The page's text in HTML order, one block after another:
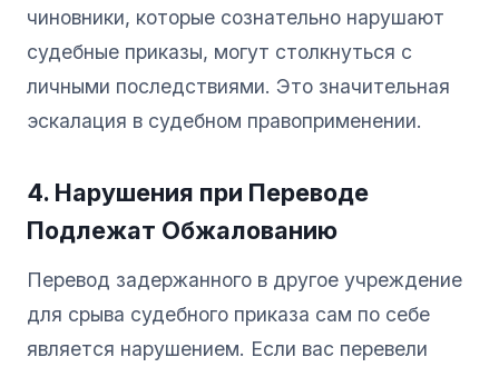
чиновники, которые сознательно нарушают
судебные приказы, могут столкнуться с
личными последствиями. Это значительная
эскалация в судебном правоприменении.
4. Нарушения при Переводе
Подлежат Обжалованию
Перевод задержанного в другое учреждение
для срыва судебного приказа сам по себе
является нарушением. Если вас перевели